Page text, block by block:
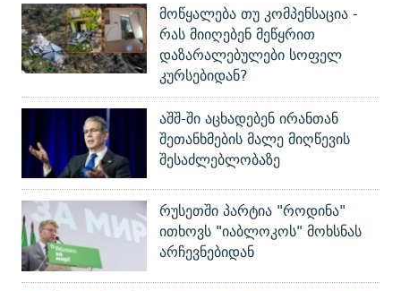
მოწყალება თუ კომპენსაცია -
რას მიიღებენ მეწყრით
დაზარალებულები სოფელ
კურსებიდან?
აშშ-ში აცხადებენ ირანთან
შეთანხმების მალე მიღწევის
შესაძლებლობაზე
რუსეთში პარტია "როდინა"
ითხოვს "იაბლოკოს" მოხსნას
არჩევნებიდან